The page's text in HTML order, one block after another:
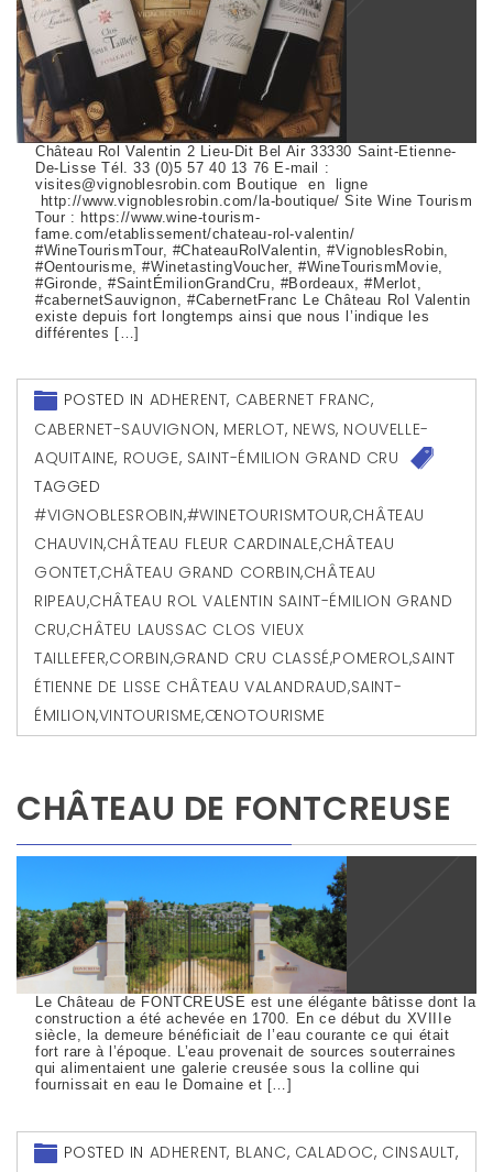
Château Rol Valentin 2 Lieu-Dit Bel Air 33330 Saint-Etienne-
De-Lisse Tél. 33 (0)5 57 40 13 76 E-mail :
visites@vignoblesrobin.com Boutique en ligne
http://www.vignoblesrobin.com/la-boutique/ Site Wine Tourism
Tour : https://www.wine-tourism-
fame.com/etablissement/chateau-rol-valentin/
#WineTourismTour, #ChateauRolValentin, #VignoblesRobin,
#Oentourisme, #WinetastingVoucher, #WineTourismMovie,
#Gironde, #SaintÉmilionGrandCru, #Bordeaux, #Merlot,
#cabernetSauvignon, #CabernetFranc Le Château Rol Valentin
existe depuis fort longtemps ainsi que nous l’indique les
différentes […]
POSTED IN ADHERENT, CABERNET FRANC,
CABERNET-SAUVIGNON, MERLOT, NEWS, NOUVELLE-
AQUITAINE, ROUGE, SAINT-ÉMILION GRAND CRU
TAGGED
#VIGNOBLESROBIN,#WINETOURISMTOUR,CHÂTEAU
CHAUVIN,CHÂTEAU FLEUR CARDINALE,CHÂTEAU
GONTET,CHÂTEAU GRAND CORBIN,CHÂTEAU
RIPEAU,CHÂTEAU ROL VALENTIN SAINT-ÉMILION GRAND
CRU,CHÂTEU LAUSSAC CLOS VIEUX
TAILLEFER,CORBIN,GRAND CRU CLASSÉ,POMEROL,SAINT
ÉTIENNE DE LISSE CHÂTEAU VALANDRAUD,SAINT-
ÉMILION,VINTOURISME,ŒNOTOURISME
CHÂTEAU DE FONTCREUSE
Le Château de FONTCREUSE est une élégante bâtisse dont la
construction a été achevée en 1700. En ce début du XVIIIe
siècle, la demeure bénéficiait de l’eau courante ce qui était
fort rare à l’époque. L’eau provenait de sources souterraines
qui alimentaient une galerie creusée sous la colline qui
fournissait en eau le Domaine et […]
POSTED IN ADHERENT, BLANC, CALADOC, CINSAULT,